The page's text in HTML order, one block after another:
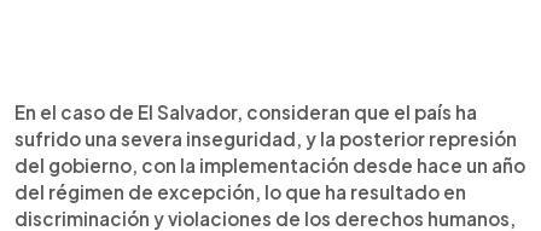
En el caso de El Salvador, consideran que el país ha
sufrido una severa inseguridad, y la posterior represión
del gobierno, con la implementación desde hace un año
del régimen de excepción, lo que ha resultado en
discriminación y violaciones de los derechos humanos,